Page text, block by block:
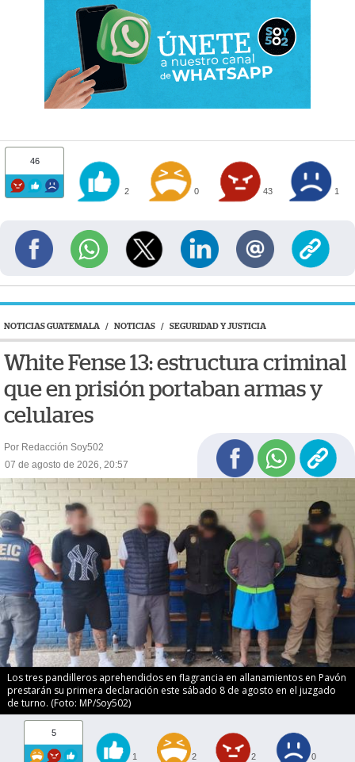
46
2 0 43 1
NOTICIAS GUATEMALA / NOTICIAS / SEGURIDAD Y JUSTICIA
White Fense 13: estructura criminal
que en prisión portaban armas y
celulares
Por Redacción Soy502
07 de agosto de 2026, 20:57
Los tres pandilleros aprehendidos en flagrancia en allanamientos en Pavón
prestarán su primera declaración este sábado 8 de agosto en el juzgado
de turno. (Foto: MP/Soy502)
5
1 2 2 0